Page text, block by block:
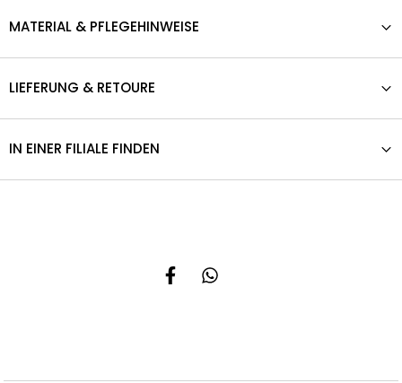
MATERIAL & PFLEGEHINWEISE
LIEFERUNG & RETOURE
IN EINER FILIALE FINDEN